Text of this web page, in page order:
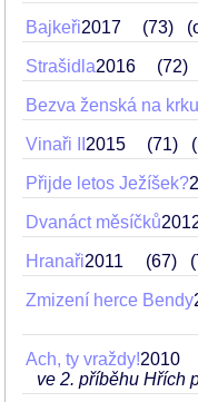
Bajkeři2017 73
Strašidla2016 72
Bezva ženská na krku
Vinaři II 2015 71
Přijde letos Ježíšek?
Dvanáct měsíčků
Hranaři2011 67
Zmizení herce Bendy
Ach, ty vraždy!2010
ve 2. příběhu Hřích